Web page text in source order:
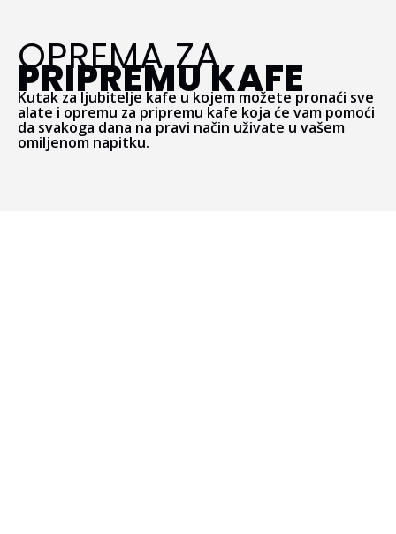
OPREMA ZA
PRIPREMU KAFE
Kutak za ljubitelje kafe u kojem možete pronaći sve
alate i opremu za pripremu kafe koja će vam pomoći
da svakoga dana na pravi način uživate u vašem
omiljenom napitku.